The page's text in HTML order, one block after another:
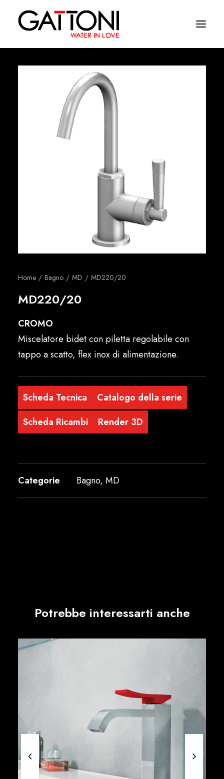
Home Bagno MD MD220/20
MD220/20
CROMO
Miscelatore bidet con piletta regolabile con
tappo a scatto, flex inox di alimentazione.
Scheda Tecnica
Catalogo della serie
Scheda Ricambi
Render 3D
Categorie Bagno, MD
Potrebbe interessarti anche